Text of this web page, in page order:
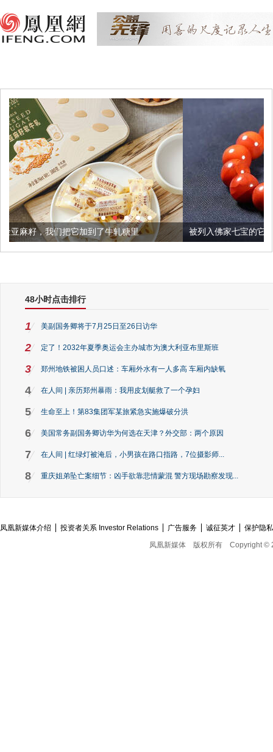
到了牛轧糖里 被列入佛家七宝的它到底有多美？
48小时点击排行
1 美副国务卿将于7月25日至26日访华
2 定了！2032年夏季奥运会主办城市为澳大利亚布里斯班
3 郑州地铁被困人员口述：车厢外水有一人多高 车厢内缺氧
4 在人间 | 亲历郑州暴雨：我用皮划艇救了一个孕妇
5 生命至上！第83集团军某旅紧急实施爆破分洪
6 美国常务副国务卿访华为何选在天津？外交部：两个原因
7 在人间 | 红绿灯被淹后，小男孩在路口指路，7位摄影师...
8 重庆姐弟坠亡案细节：凶手欲靠悲情蒙混 警方现场勘察发现...
凤凰新媒体介绍 投资者关系 Investor Relations 广告服务 诚征英才
保护隐
凤凰新媒体
版权所有 Copyright ©